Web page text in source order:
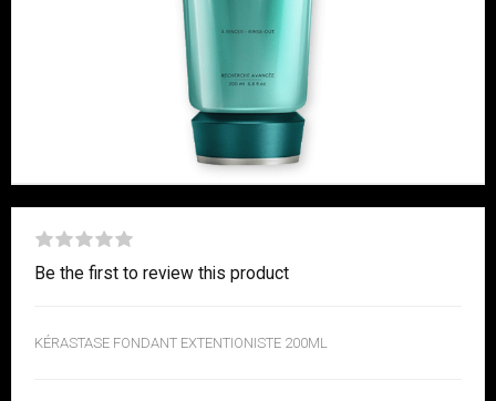
Be the first to review this product
KÉRASTASE FONDANT EXTENTIONISTE 200ML